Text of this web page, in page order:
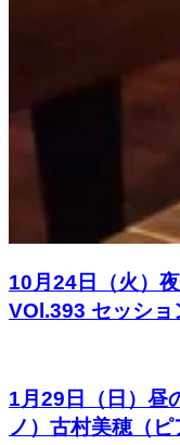
10月24日（火）
VOl.393 セッショ
1月29日（日）昼
ノ）古村美穂（ピ